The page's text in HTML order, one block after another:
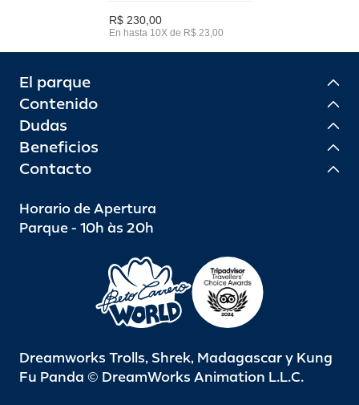
R$ 230,00
En hasta 10X de R$ 23,00
El parque
Contenido
Dudas
Beneficios
Contacto
Horario de Apertura
Parque - 10h às 20h
Dreamworks Trolls, Shrek, Madagascar y Kung
Fu Panda © DreamWorks Animation L.L.C.